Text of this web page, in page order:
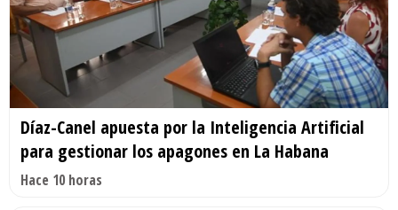
Díaz-Canel apuesta por la Inteligencia Artificial
para gestionar los apagones en La Habana
Hace 10 horas